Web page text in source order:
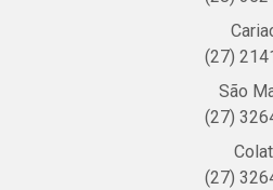
(27)
São
(27)
(27)